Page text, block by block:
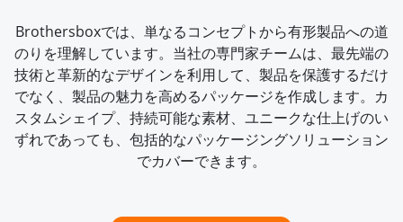
Brothersboxでは、単なるコンセプトから有形製品への道
のりを理解しています。当社の専門家チームは、最先端の
技術と革新的なデザインを利用して、製品を保護するだけ
でなく、製品の魅力を高めるパッケージを作成します。カ
スタムシェイプ、持続可能な素材、ユニークな仕上げのい
ずれであっても、包括的なパッケージングソリューション
でカバーできます。